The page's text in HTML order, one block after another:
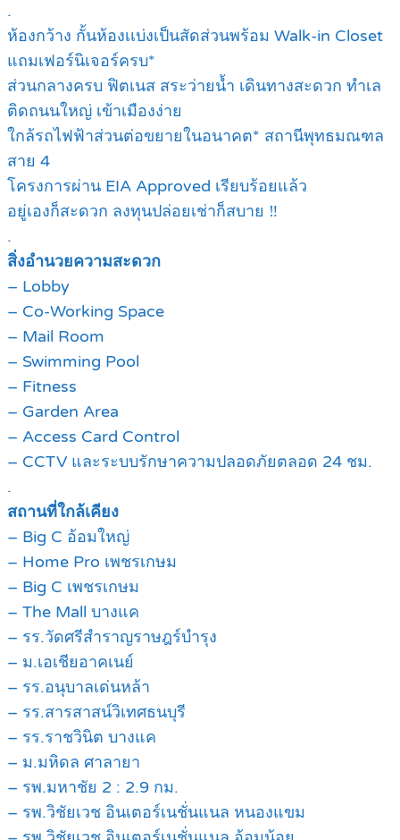
.
ห้องกว้าง กั้นห้องเเบ่งเป็นสัดส่วนพร้อม Walk-in Closet
แถมเฟอร์นิเจอร์ครบ*
ส่วนกลางครบ ฟิตเนส สระว่ายน้ำ เดินทางสะดวก ทำเล
ติดถนนใหญ่ เข้าเมืองง่าย
ใกล้รถไฟฟ้าส่วนต่อขยายในอนาคต* สถานีพุทธมณฑล
สาย 4
โครงการผ่าน EIA Approved เรียบร้อยแล้ว
อยู่เองก็สะดวก ลงทุนปล่อยเช่าก็สบาย ‼
.
สิ่งอำนวยความสะดวก
– Lobby
– Co-Working Space
– Mail Room
– Swimming Pool
– Fitness
– Garden Area
– Access Card Control
– CCTV และระบบรักษาความปลอดภัยตลอด 24 ชม.
.
สถานที่ใกล้เคียง
– Big C อ้อมใหญ่
– Home Pro เพชรเกษม
– Big C เพชรเกษม
– The Mall บางแค
– รร.วัดศรีสำราญราษฎร์บำรุง
– ม.เอเชียอาคเนย์
– รร.อนุบาลเด่นหล้า
– รร.สารสาสน์วิเทศธนบุรี
– รร.ราชวินิต บางแค
– ม.มหิดล ศาลายา
– รพ.มหาชัย 2 : 2.9 กม.
– รพ.วิชัยเวช อินเตอร์เนชั่นแนล หนองแขม